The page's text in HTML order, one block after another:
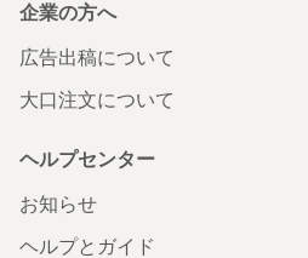
企業の方へ
広告出稿について
大口注文について
ヘルプセンター
お知らせ
ヘルプとガイド